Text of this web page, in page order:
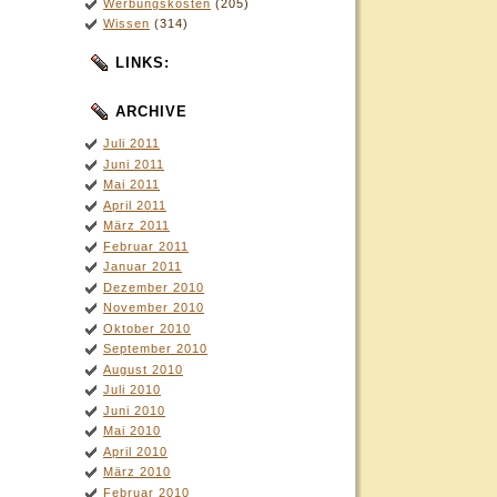
Werbungskosten (205)
Wissen (314)
LINKS:
ARCHIVE
Juli 2011
Juni 2011
Mai 2011
April 2011
März 2011
Februar 2011
Januar 2011
Dezember 2010
November 2010
Oktober 2010
September 2010
August 2010
Juli 2010
Juni 2010
Mai 2010
April 2010
März 2010
Februar 2010